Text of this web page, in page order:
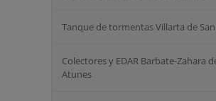
Tanque de tormentas Villarta de San
Colectores y EDAR Barbate-Zahara
Atunes